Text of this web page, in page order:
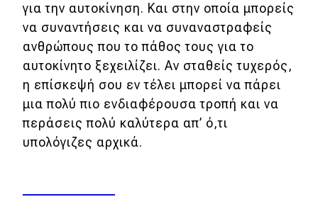
Ασφάλεια
Αγορά
Απόψεις
Test Drive
Δοκιμή
για την αυτοκίνηση. Και στην οποία μπορείς
να συναντήσεις και να συναναστραφείς
ανθρώπους που το πάθος τους για το
αυτοκίνητο ξεχειλίζει. Αν σταθείς τυχερός,
η επίσκεψή σου εν τέλει μπορεί να πάρει
μια πολύ πιο ενδιαφέρουσα τροπή και να
περάσεις πολύ καλύτερα απ’ ό,τι
υπολόγιζες αρχικά.